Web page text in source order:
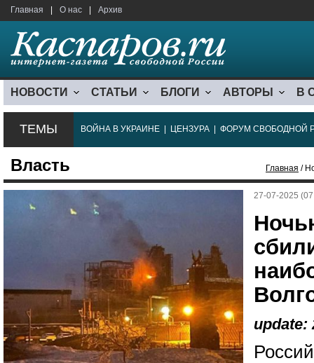
Главная О нас Архив
НОВОСТИ СТАТЬИ БЛОГИ АВТОРЫ В
ТЕМЫ ВОЙНА В УКРАИНЕ ЦЕНЗУРА ФОРУМ СВОБОДНОЙ
Власть Главная /
27-07-2025
update: